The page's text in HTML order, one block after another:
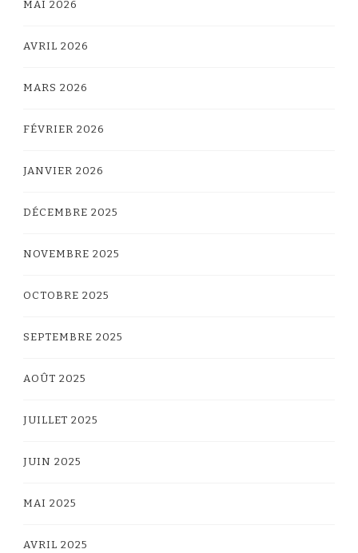
MAI 2026
AVRIL 2026
MARS 2026
FÉVRIER 2026
JANVIER 2026
DÉCEMBRE 2025
NOVEMBRE 2025
OCTOBRE 2025
SEPTEMBRE 2025
AOÛT 2025
JUILLET 2025
JUIN 2025
MAI 2025
AVRIL 2025